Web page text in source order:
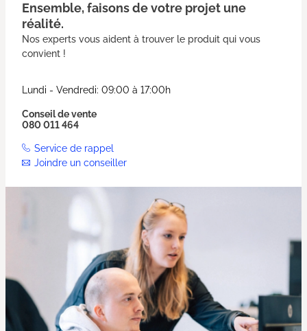
Ensemble, faisons de votre projet une
réalité.
Nos experts vous aident à trouver le produit qui vous
convient !
Lundi - Vendredi: 09:00 à 17:00h
Conseil de vente
080 011 464
Service de rappel
Joindre un conseiller